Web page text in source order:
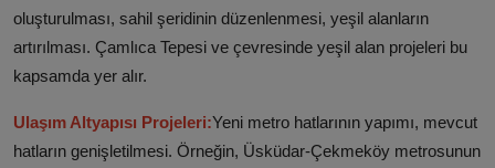
oluşturulması, sahil şeridinin düzenlenmesi, yeşil alanların
artırılması. Çamlıca Tepesi ve çevresinde yeşil alan projeleri bu
kapsamda yer alır.
Ulaşım Altyapısı Projeleri:Yeni metro hatlarının yapımı, mevcut
hatların genişletilmesi. Örneğin, Üsküdar-Çekmeköy metrosunun